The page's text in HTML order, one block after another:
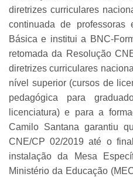
diretrizes curriculares
continuada de professoras
Básica e institui a BNC-
retomada da Resolução
diretrizes curriculares
nível superior (cursos de
pedagógica para
licenciatura) e para a
Camilo Santana garantiu
CNE/CP 02/2019 até o
instalação da Mesa
Ministério da Educação